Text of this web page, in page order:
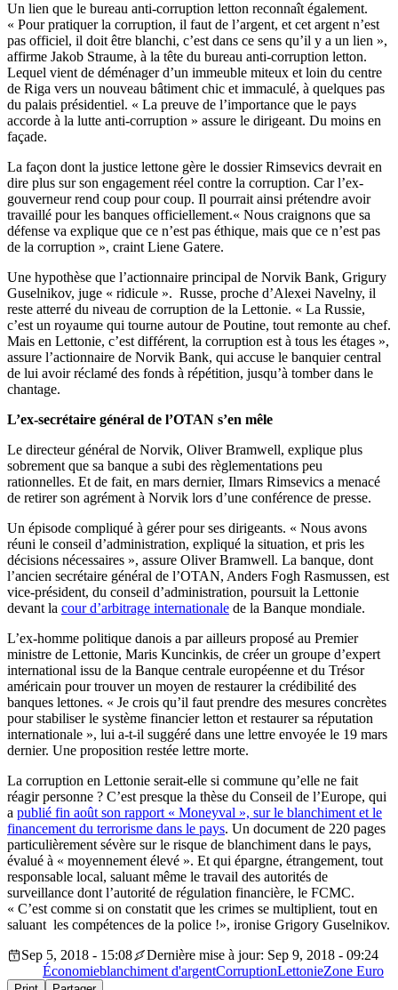
Un lien que le bureau anti-corruption letton reconnaît également.
« Pour pratiquer la corruption, il faut de l’argent, et cet argent n’est
pas officiel, il doit être blanchi, c’est dans ce sens qu’il y a un lien »,
affirme Jakob Straume, à la tête du bureau anti-corruption letton.
Lequel vient de déménager d’un immeuble miteux et loin du centre
de Riga vers un nouveau bâtiment chic et immaculé, à quelques pas
du palais présidentiel. « La preuve de l’importance que le pays
accorde à la lutte anti-corruption » assure le dirigeant. Du moins en
façade.
La façon dont la justice lettone gère le dossier Rimsevics devrait en
dire plus sur son engagement réel contre la corruption. Car l’ex-
gouverneur rend coup pour coup. Il pourrait ainsi prétendre avoir
travaillé pour les banques officiellement.« Nous craignons que sa
défense va explique que ce n’est pas éthique, mais que ce n’est pas
de la corruption », craint Liene Gatere.
Une hypothèse que l’actionnaire principal de Norvik Bank, Grigury
Guselnikov, juge « ridicule ». Russe, proche d’Alexei Navelny, il
reste atterré du niveau de corruption de la Lettonie. « La Russie,
c’est un royaume qui tourne autour de Poutine, tout remonte au chef.
Mais en Lettonie, c’est différent, la corruption est à tous les étages »,
assure l’actionnaire de Norvik Bank, qui accuse le banquier central
de lui avoir réclamé des fonds à répétition, jusqu’à tomber dans le
chantage.
L’ex-secrétaire général de l’OTAN s’en mêle
Le directeur général de Norvik, Oliver Bramwell, explique plus
sobrement que sa banque a subi des règlementations peu
rationnelles. Et de fait, en mars dernier, Ilmars Rimsevics a menacé
de retirer son agrément à Norvik lors d’une conférence de presse.
Un épisode compliqué à gérer pour ses dirigeants. « Nous avons
réuni le conseil d’administration, expliqué la situation, et pris les
décisions nécessaires », assure Oliver Bramwell. La banque, dont
l’ancien secrétaire général de l’OTAN, Anders Fogh Rasmussen, est
vice-président, du conseil d’administration, poursuit la Lettonie
devant la cour d’arbitrage internationale de la Banque mondiale.
L’ex-homme politique danois a par ailleurs proposé au Premier
ministre de Lettonie, Maris Kuncinkis, de créer un groupe d’expert
international issu de la Banque centrale européenne et du Trésor
américain pour trouver un moyen de restaurer la crédibilité des
banques lettones. « Je crois qu’il faut prendre des mesures concrètes
pour stabiliser le système financier letton et restaurer sa réputation
internationale », lui a-t-il suggéré dans une lettre envoyée le 19 mars
dernier. Une proposition restée lettre morte.
La corruption en Lettonie serait-elle si commune qu’elle ne fait
réagir personne ? C’est presque la thèse du Conseil de l’Europe, qui
a publié fin août son rapport « Moneyval », sur le blanchiment et le
financement du terrorisme dans le pays. Un document de 220 pages
particulièrement sévère sur le risque de blanchiment dans le pays,
évalué à « moyennement élevé ». Et qui épargne, étrangement, tout
responsable local, saluant même le travail des autorités de
surveillance dont l’autorité de régulation financière, le FCMC.
« C’est comme si on constatit que les crimes se multiplient, tout en
saluant les compétences de la police !», ironise Grigory Guselnikov.
Sep 5, 2018 - 15:08
Dernière mise à jour: Sep 9, 2018 - 09:24
Économieblanchiment d'argentCorruptionLettonieZone Euro